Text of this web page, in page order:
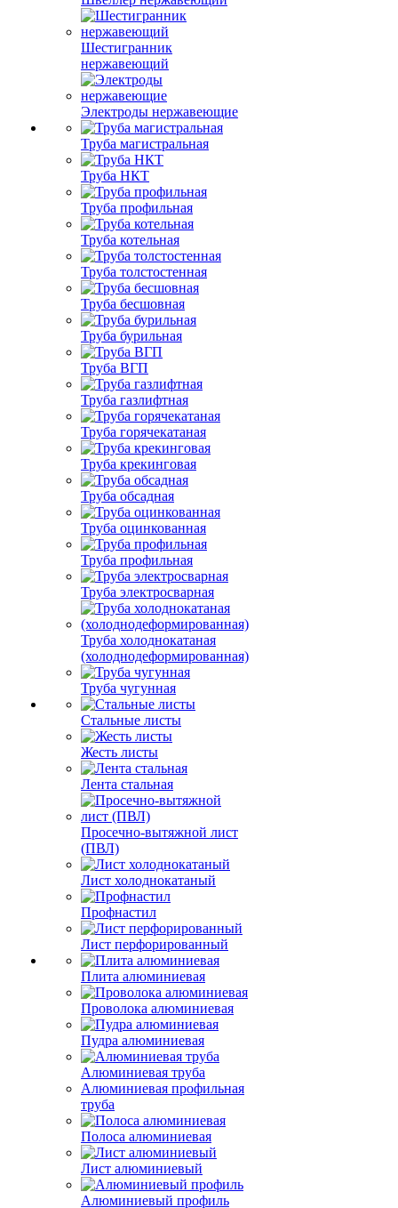
Шестигранник
нержавеющий
Электроды нержавеющие
Труба магистральная
Труба НКТ
Труба профильная
Труба котельная
Труба толстостенная
Труба бесшовная
Труба бурильная
Труба ВГП
Труба газлифтная
Труба горячекатаная
Труба крекинговая
Труба обсадная
Труба оцинкованная
Труба профильная
Труба электросварная
Труба холоднокатаная
(холоднодеформированная)
Труба чугунная
Стальные листы
Жесть листы
Лента стальная
Просечно-вытяжной лист
(ПВЛ)
Лист холоднокатаный
Профнастил
Лист перфорированный
Плита алюминиевая
Проволока алюминиевая
Пудра алюминиевая
Алюминиевая труба
Алюминиевая профильная
труба
Полоса алюминиевая
Лист алюминиевый
Алюминиевый профиль